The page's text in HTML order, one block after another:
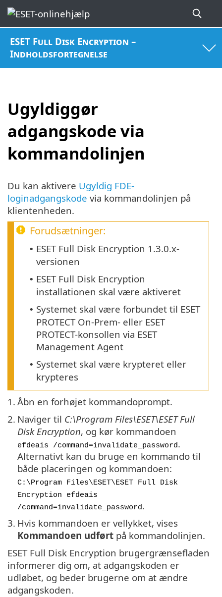
ESET Full Disk Encryption –
Indholdsfortegnelse
Ugyldiggør
adgangskode via
kommandolinjen
Du kan aktivere Ugyldig FDE-
loginadgangskode via kommandolinjen på
klientenheden.
Forudsætninger:
• ESET Full Disk Encryption 1.3.0.x-
versionen
• ESET Full Disk Encryption
installationen skal være aktiveret
• Systemet skal være forbundet til ESET
PROTECT On-Prem- eller ESET
PROTECT-konsollen via ESET
Management Agent
• Systemet skal være krypteret eller
krypteres
1. Åbn en forhøjet kommandoprompt.
2. Naviger til C:\Program Files\ESET\ESET Full
Disk Encryption, og kør kommandoen
efdeais /command=invalidate_password.
Alternativt kan du bruge en kommando til
både placeringen og kommandoen:
C:\Program Files\ESET\ESET Full Disk
Encryption efdeais
/command=invalidate_password.
3. Hvis kommandoen er vellykket, vises
Kommandoen udført på kommandolinjen.
ESET Full Disk Encryption brugergrænsefladen
informerer dig om, at adgangskoden er
udløbet, og beder brugerne om at ændre
adgangskoden.